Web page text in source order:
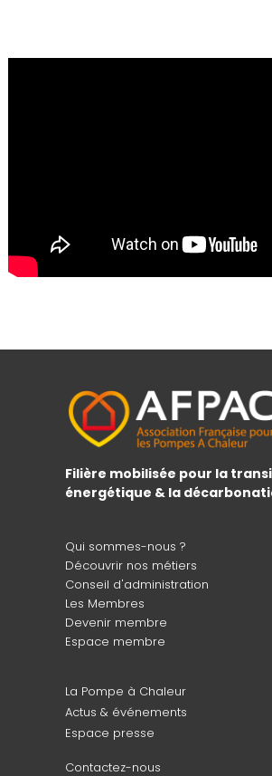
Filière mobilisée pour la
énergétique & la
Qui sommes-nous ?
Découvrir nos métiers
Conseil d'administration
Les Membres
Devenir membre
Espace membre
La Pompe à Chaleur
Actus & événements
Espace presse
Contactez-nous